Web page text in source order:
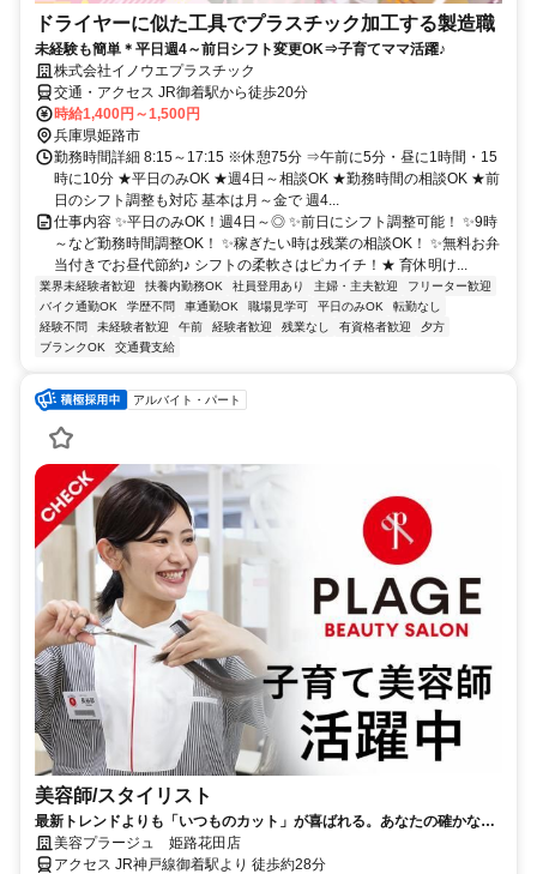
ドライヤーに似た工具でプラスチック加工する製造職
未経験も簡単＊平日週4～前日シフト変更OK⇒子育てママ活躍♪
株式会社イノウエプラスチック
交通・アクセス JR御着駅から徒歩20分
時給1,400円～1,500円
兵庫県姫路市
勤務時間詳細 8:15～17:15 ※休憩75分 ⇒午前に5分・昼に1時間・15
時に10分 ★平日のみOK ★週4日～相談OK ★勤務時間の相談OK ★前
日のシフト調整も対応 基本は月～金で 週4...
仕事内容 ✨平日のみOK！週4日～◎ ✨前日にシフト調整可能！ ✨9時
～など勤務時間調整OK！ ✨稼ぎたい時は残業の相談OK！ ✨無料お弁
当付きでお昼代節約♪ シフトの柔軟さはピカイチ！★ 育休明け...
業界未経験者歓迎 扶養内勤務OK 社員登用あり 主婦・主夫歓迎
フリーター歓迎
バイク通勤OK
学歴不問 車通勤OK 職場見学可 平日のみOK
転勤なし
経験不問
未経験者歓迎 午前 経験者歓迎 残業なし 有資格者歓迎
夕方
ブランクOK
交通費支給
アルバイト・パート
美容師/スタイリスト
最新トレンドよりも「いつものカット」が喜ばれる。あなたの確かな基
礎技術が活きる場所。
美容プラージュ 姫路花田店
アクセス JR神戸線御着駅より 徒歩約28分